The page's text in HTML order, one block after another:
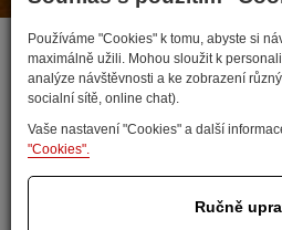
Používáme "Cookies" k tomu, abyste si
maximálně užili. Mohou sloužit k
analýze návštěvnosti a ke zobrazení
socialní sítě, online chat).
Vaše nastavení "Cookies" a další
"Cookies".
Ručně